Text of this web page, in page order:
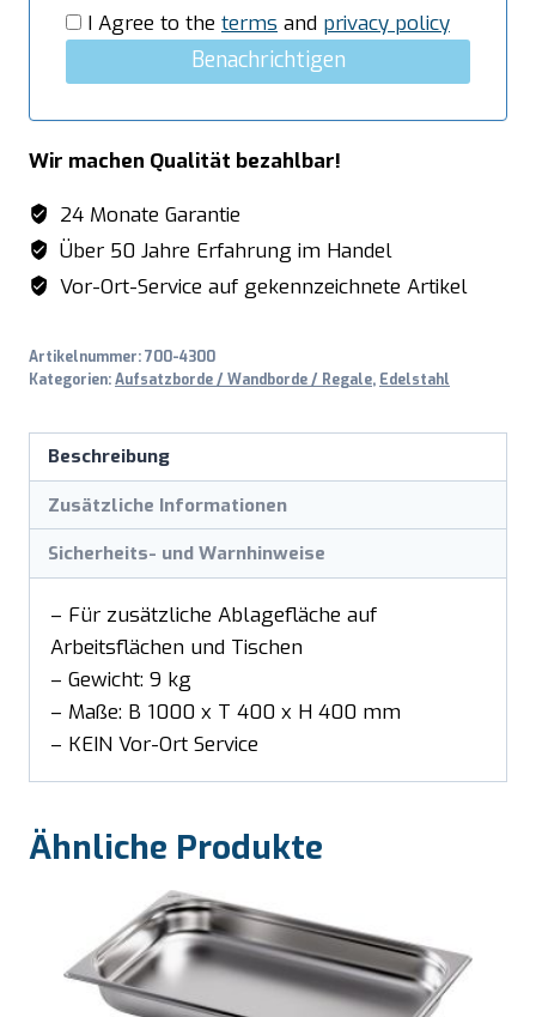
I Agree to the terms and privacy policy
Benachrichtigen
Wir machen Qualität bezahlbar!
24 Monate Garantie
Über 50 Jahre Erfahrung im Handel
Vor-Ort-Service auf gekennzeichnete Artikel
Artikelnummer:700-4300
Kategorien:Aufsatzborde / Wandborde / Regale, Edelstahl
Beschreibung
Zusätzliche Informationen
Sicherheits- und Warnhinweise
– Für zusätzliche Ablagefläche auf
Arbeitsflächen und Tischen
– Gewicht: 9 kg
– Maße: B 1000 x T 400 x H 400 mm
– KEIN Vor-Ort Service
Ähnliche Produkte